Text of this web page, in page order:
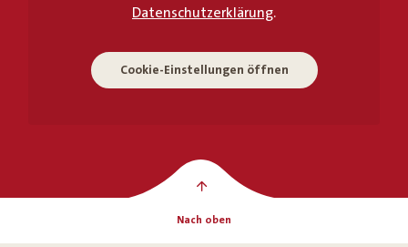
Datenschutzerklärung.
Cookie-Einstellungen öffnen
Nach oben